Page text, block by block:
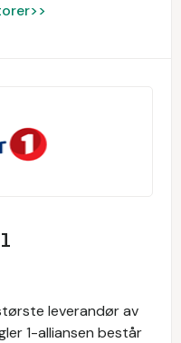
leverandør av
1-alliansen består